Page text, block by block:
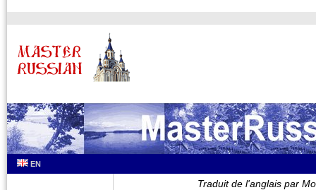
EN
Traduit de l'anglais par